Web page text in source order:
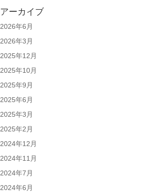
アーカイブ
2026年6月
2026年3月
2025年12月
2025年10月
2025年9月
2025年6月
2025年3月
2025年2月
2024年12月
2024年11月
2024年7月
2024年6月